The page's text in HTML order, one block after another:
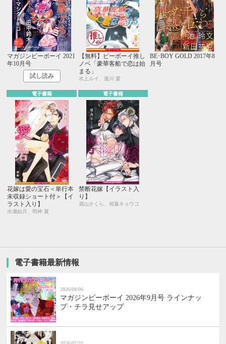
マガジンビーボーイ 2021
年10月号
試し読み
【無料】ビーボーイ推し
ノベ「豪華客船で恋は始
まる」
水上ルイ、蓮川 愛
BE･BOY GOLD 2017年8
月号
電子書籍
花嫁は愛の宝石＜単行本
未収録ショート付＞【イ
ラスト入り】
水瀬結月、明神 翼
電子書籍
禁断花嫁【イラスト入
り】
眉山さくら、相葉キョウコ
電子書籍最新情報
2026/08/06
マガジンビーボーイ 2026年9月号 ラインナッ
プ・チラ見せアップ